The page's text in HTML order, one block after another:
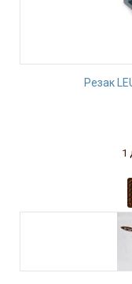
Резак
1